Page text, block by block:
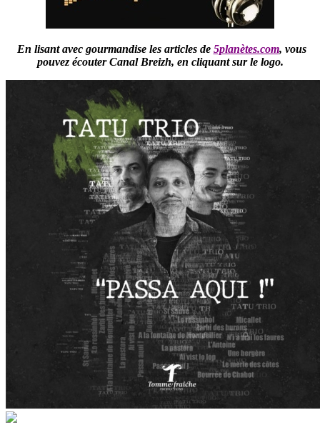
En lisant avec gourmandise les articles de 5planètes.com, vous
pouvez écouter Canal Breizh, en cliquant sur le logo.